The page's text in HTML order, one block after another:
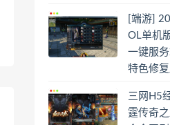
[端游]
OL单机
一键服
特色修
三网H5
霆传奇